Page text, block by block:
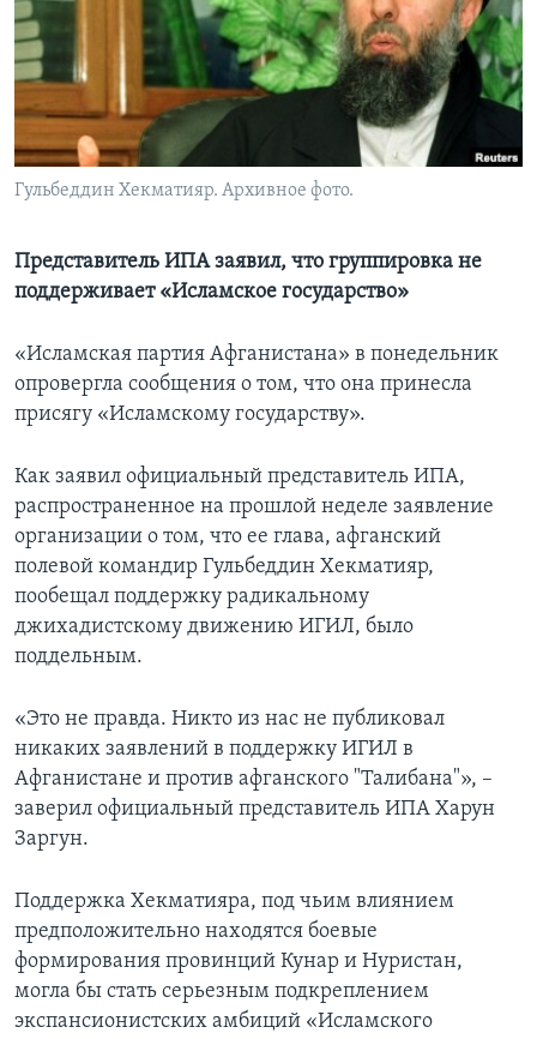
Learning English
СОЦИАЛЬНЫЕ СЕТИ
Гульбеддин Хекматияр. Архивное фото.
Представитель ИПА заявил, что группировка не
поддерживает «Исламское государство»
«Исламская партия Афганистана» в понедельник
опровергла сообщения о том, что она принесла
присягу «Исламскому государству».
Как заявил официальный представитель ИПА,
распространенное на прошлой неделе заявление
организации о том, что ее глава, афганский
полевой командир Гульбеддин Хекматияр,
пообещал поддержку радикальному
джихадистскому движению ИГИЛ, было
поддельным.
«Это не правда. Никто из нас не публиковал
никаких заявлений в поддержку ИГИЛ в
Афганистане и против афганского "Талибана"», –
заверил официальный представитель ИПА Харун
Заргун.
Поддержка Хекматияра, под чьим влиянием
предположительно находятся боевые
формирования провинций Кунар и Нуристан,
могла бы стать серьезным подкреплением
экспансионистских амбиций «Исламского